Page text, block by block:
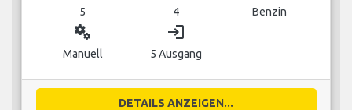
5 4 Benzin
miscellaneous_services
Manuell
login
5 Ausgang
DETAILS ANZEIGEN...